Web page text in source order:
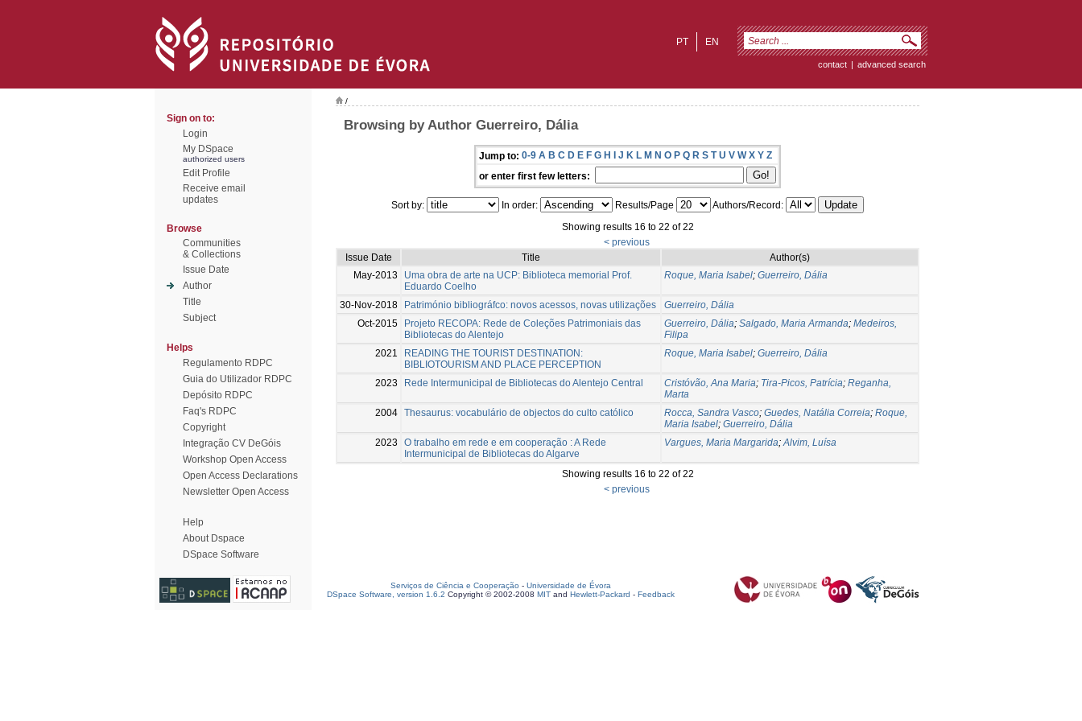
EN
PT
contact | advanced search
Sign on to:
Login
My DSpace
authorized users
Edit Profile
Receive email
updates
Browse
Communities
& Collections
Issue Date
Author
Title
Subject
Helps
Regulamento RDPC
Guia do Utilizador RDPC
Depósito RDPC
Faq's RDPC
Copyright
Integração CV DeGóis
Workshop Open Access
Open Access Declarations
Newsletter Open Access
Help
About Dspace
DSpace Software
/
Browsing by Author Guerreiro, Dália
Jump to: 0-9 A B C D E F G H I J K L M N O P Q R S T U V W X Y Z
or enter first few letters:
Sort by: In order: Results/Page
Authors/Record:
Showing results 16 to 22 of 22
< previous
Issue Date
Title
Author(s)
May-2013
Uma obra de arte na UCP: Biblioteca memorial Prof.
Eduardo Coelho
Roque, Maria Isabel; Guerreiro, Dália
30-Nov-2018 Património bibliográfco: novos acessos, novas utilizações
Guerreiro, Dália
Oct-2015
Projeto RECOPA: Rede de Coleções Patrimoniais das
Bibliotecas do Alentejo
Guerreiro, Dália; Salgado, Maria Armanda; Medeiros,
Filipa
2021
READING THE TOURIST DESTINATION:
BIBLIOTOURISM AND PLACE PERCEPTION
Roque, Maria Isabel; Guerreiro, Dália
2023 Rede Intermunicipal de Bibliotecas do Alentejo Central Cristóvão, Ana Maria; Tira-Picos, Patrícia; Reganha,
Marta
2004 Thesaurus: vocabulário de objectos do culto católico Rocca, Sandra Vasco; Guedes, Natália Correia; Roque,
Maria Isabel; Guerreiro, Dália
2023
O trabalho em rede e em cooperação : A Rede
Intermunicipal de Bibliotecas do Algarve
Vargues, Maria Margarida;Alvim, Luísa
Showing results 16 to 22 of 22
< previous
Serviços de Ciência e Cooperação - Universidade de Évora
DSpace Software, version 1.6.2 Copyright © 2002-2008 MIT and Hewlett-Packard - Feedback